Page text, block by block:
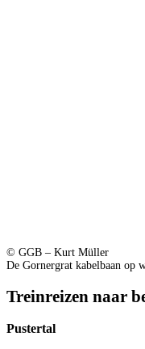
© GGB – Kurt Müller
De Gornergrat kabelbaan op
Treinreizen naar
Pustertal